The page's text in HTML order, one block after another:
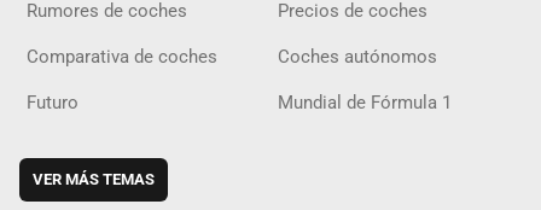
Rumores de coches Precios de coches
Comparativa de coches Coches autónomos
Futuro Mundial de Fórmula 1
VER MÁS TEMAS